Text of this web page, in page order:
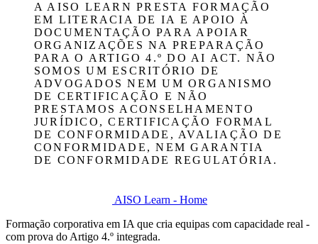
A AISO LEARN PRESTA FORMAÇÃO
EM LITERACIA DE IA E APOIO À
DOCUMENTAÇÃO PARA APOIAR
ORGANIZAÇÕES NA PREPARAÇÃO
PARA O ARTIGO 4.º DO AI ACT. NÃO
SOMOS UM ESCRITÓRIO DE
ADVOGADOS NEM UM ORGANISMO
DE CERTIFICAÇÃO E NÃO
PRESTAMOS ACONSELHAMENTO
JURÍDICO, CERTIFICAÇÃO FORMAL
DE CONFORMIDADE, AVALIAÇÃO DE
CONFORMIDADE, NEM GARANTIA
DE CONFORMIDADE REGULATÓRIA.
AISO Learn - Home
Formação corporativa em IA que cria equipas com capacidade real -
com prova do Artigo 4.º integrada.